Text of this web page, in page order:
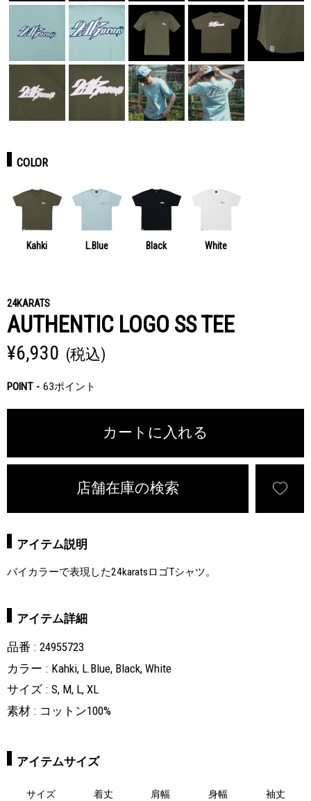
COLOR
Kahki L.Blue Black White
24KARATS
AUTHENTIC LOGO SS TEE
¥6,930 (税込)
POINT 63ポイント
カートに入れる
店舗在庫の検索
アイテム説明
バイカラーで表現した24karatsロゴTシャツ。
アイテム詳細
品番
24955723
カラー
Kahki, L.Blue, Black, White
サイズ
S, M, L, XL
素材
コットン100%
アイテムサイズ
サイズ 着丈 肩幅 身幅 袖丈